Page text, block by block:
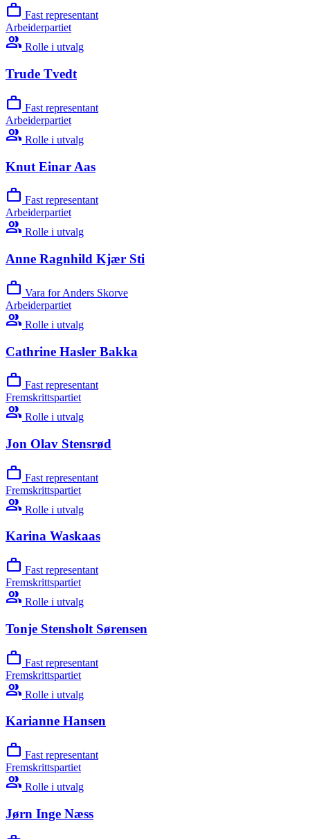
work Fast representant
Arbeiderpartiet
group Rolle i utvalg
Trude Tvedt
work Fast representant
Arbeiderpartiet
group Rolle i utvalg
Knut Einar Aas
work Fast representant
Arbeiderpartiet
group Rolle i utvalg
Anne Ragnhild Kjær Sti
work Vara for Anders Skorve
Arbeiderpartiet
group Rolle i utvalg
Cathrine Hasler Bakka
work Fast representant
Fremskrittspartiet
group Rolle i utvalg
Jon Olav Stensrød
work Fast representant
Fremskrittspartiet
group Rolle i utvalg
Karina Waskaas
work Fast representant
Fremskrittspartiet
group Rolle i utvalg
Tonje Stensholt Sørensen
work Fast representant
Fremskrittspartiet
group Rolle i utvalg
Karianne Hansen
work Fast representant
Fremskrittspartiet
group Rolle i utvalg
Jørn Inge Næss